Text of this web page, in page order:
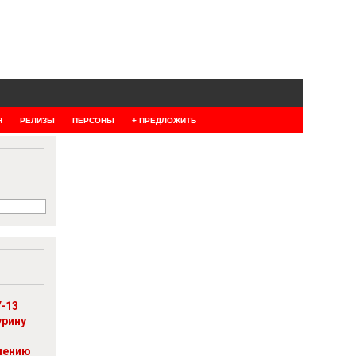
РЕЛИЗЫ ПЕРСОНЫ + ПРЕДЛОЖИТЬ
13